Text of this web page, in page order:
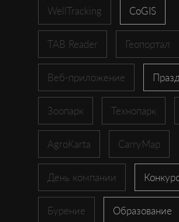
WellTracking CoGIS
TAB Reader Геопортал
Веб-приложение
Зоопарк Технопарк
AgroKarta CarryMap
День компании
Бурение Образование